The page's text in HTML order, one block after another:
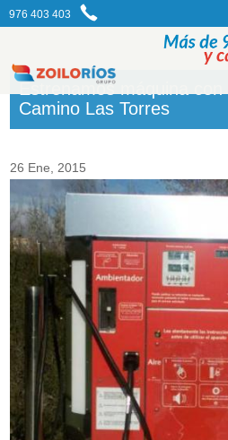
976 403 403
Estrenamos máquina con
Camino Las Torres
26 Ene, 2015